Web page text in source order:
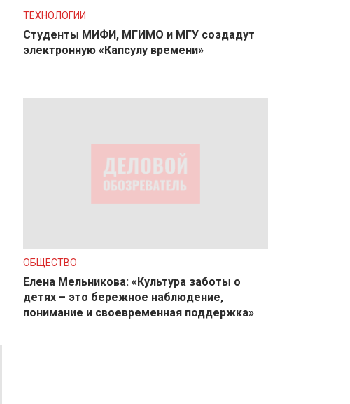
ТЕХНОЛОГИИ
Студенты МИФИ, МГИМО и МГУ создадут
электронную «Капсулу времени»
ОБЩЕСТВО
Елена Мельникова: «Культура заботы о
детях – это бережное наблюдение,
понимание и своевременная поддержка»